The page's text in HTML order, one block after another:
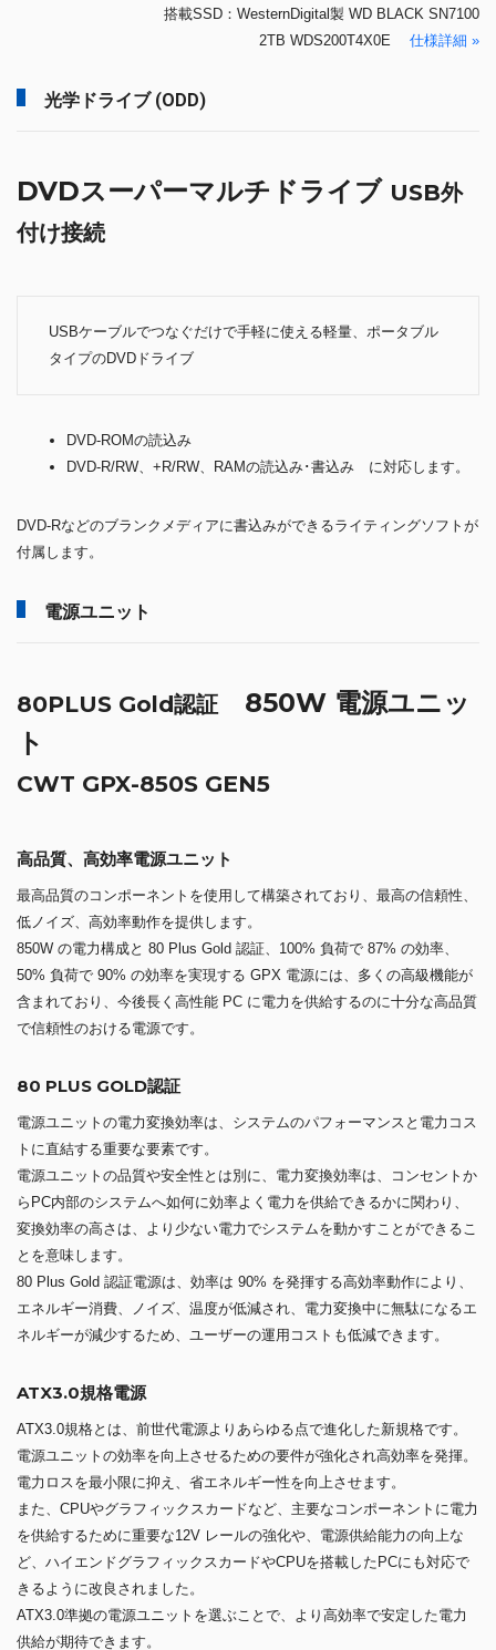
搭載SSD：WesternDigital製 WD BLACK SN7100
2TB WDS200T4X0E 仕様詳細 »
光学ドライブ (ODD)
DVDスーパーマルチドライブ USB外
付け接続
USBケーブルでつなぐだけで手軽に使える軽量、ポータブル
タイプのDVDドライブ
DVD-ROMの読込み
DVD-R/RW、+R/RW、RAMの読込み･書込み に対応します。
DVD-Rなどのブランクメディアに書込みができるライティングソフトが
付属します。
電源ユニット
80PLUS Gold認証 850W 電源ユニッ
ト
CWT GPX-850S GEN5
高品質、高効率電源ユニット
最高品質のコンポーネントを使用して構築されており、最高の信頼性、
低ノイズ、高効率動作を提供します。
850W の電力構成と 80 Plus Gold 認証、100% 負荷で 87% の効率、
50% 負荷で 90% の効率を実現する GPX 電源には、多くの高級機能が
含まれており、今後長く高性能 PC に電力を供給するのに十分な高品質
で信頼性のおける電源です。
80 PLUS GOLD認証
電源ユニットの電力変換効率は、システムのパフォーマンスと電力コス
トに直結する重要な要素です。
電源ユニットの品質や安全性とは別に、電力変換効率は、コンセントか
らPC内部のシステムへ如何に効率よく電力を供給できるかに関わり、
変換効率の高さは、より少ない電力でシステムを動かすことができるこ
とを意味します。
80 Plus Gold 認証電源は、効率は 90% を発揮する高効率動作により、
エネルギー消費、ノイズ、温度が低減され、電力変換中に無駄になるエ
ネルギーが減少するため、ユーザーの運用コストも低減できます。
ATX3.0規格電源
ATX3.0規格とは、前世代電源よりあらゆる点で進化した新規格です。
電源ユニットの効率を向上させるための要件が強化され高効率を発揮。
電力ロスを最小限に抑え、省エネルギー性を向上させます。
また、CPUやグラフィックスカードなど、主要なコンポーネントに電力
を供給するために重要な12V レールの強化や、電源供給能力の向上な
ど、ハイエンドグラフィックスカードやCPUを搭載したPCにも対応で
きるように改良されました。
ATX3.0準拠の電源ユニットを選ぶことで、より高効率で安定した電力
供給が期待できます。